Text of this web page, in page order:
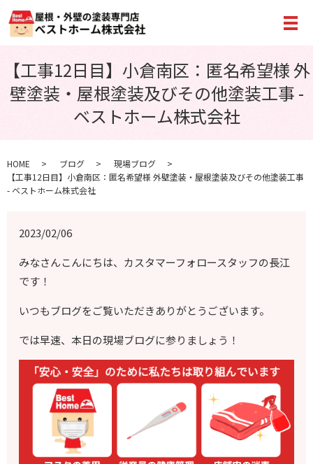
メ
【工事12日目】小倉南区：匿名希望様 外
壁塗装・屋根塗装及びその他塗装工事 -
ベストホーム株式会社
HOME ブログ
現場ブログ
【工事12日目】小倉南区：匿名希望様 外壁塗装・屋根塗装及びその他塗装工事
- ベストホーム株式会社
2023/02/06
みなさんこんにちは、カスタマーフォロースタッフの長江
です！
いつもブログをご覧いただきありがとうございます。
では早速、本日の現場ブログに参りましょう！